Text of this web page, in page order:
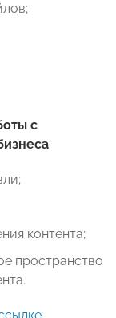
с
:
контента;
пространство